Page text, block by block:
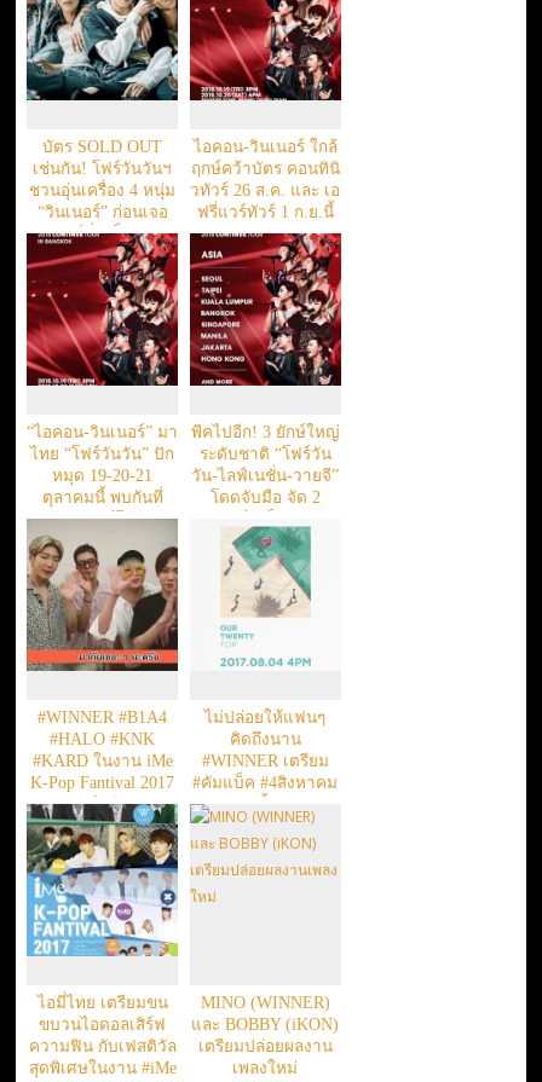
บัตร SOLD OUT
เช่นกัน! โฟร์วันวันฯ
ชวนอุ่นเครื่อง 4 หนุ่ม
“วินเนอร์” ก่อนเจอ
เวอร์ชั่นเต็ม 21
ต.ค.นี้
ไอคอน-วินเนอร์ ใกล้
ฤกษ์คว้าบัตร คอนทินิ
วทัวร์ 26 ส.ค. และ เอ
ฟรี่แวร์ทัวร์ 1 ก.ย.นี้
“ไอคอน-วินเนอร์” มา
ไทย “โฟร์วันวัน” ปัก
หมุด 19-20-21
ตุลาคมนี้ พบกันที่
ธันเดอร์โดม
พีคไปอีก! 3 ยักษ์ใหญ่
ระดับชาติ “โฟร์วัน
วัน-ไลฟ์เนชั่น-วายจี”
โดดจับมือ จัด 2
“ไอคอน-วินเนอร์”
ดับเบิลความพีคที่
ไทย!!
#WINNER #B1A4
#HALO #KNK
#KARD ในงาน iMe
K-Pop Fantival 2017
เสาร์หน้า!!
ไม่ปล่อยให้แฟนๆ
คิดถึงนาน
#WINNER เตรียม
#คัมแบ็ค #4สิงหาคม
ไอมี่ไทย เตรียมขน
ขบวนไอดอลเสิร์ฟ
ความฟิน กับเฟสติวัล
สุดพิเศษในงาน #iMe
MINO (WINNER)
และ BOBBY (iKON)
เตรียมปล่อยผลงาน
เพลงใหม่